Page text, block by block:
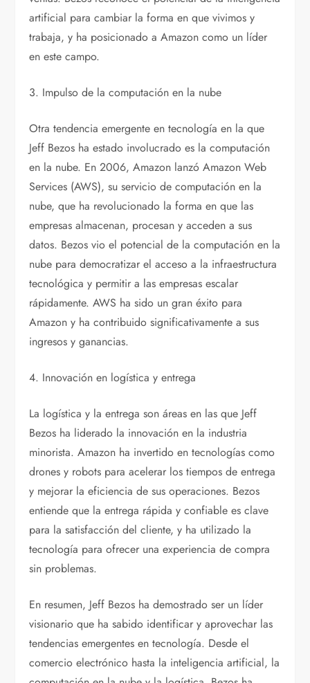
artificial para cambiar la forma en que vivimos y
trabaja, y ha posicionado a Amazon como un líder
en este campo.
3. Impulso de la computación en la nube
Otra tendencia emergente en tecnología en la que
Jeff Bezos ha estado involucrado es la computación
en la nube. En 2006, Amazon lanzó Amazon Web
Services (AWS), su servicio de computación en la
nube, que ha revolucionado la forma en que las
empresas almacenan, procesan y acceden a sus
datos. Bezos vio el potencial de la computación en la
nube para democratizar el acceso a la infraestructura
tecnológica y permitir a las empresas escalar
rápidamente. AWS ha sido un gran éxito para
Amazon y ha contribuido significativamente a sus
ingresos y ganancias.
4. Innovación en logística y entrega
La logística y la entrega son áreas en las que Jeff
Bezos ha liderado la innovación en la industria
minorista. Amazon ha invertido en tecnologías como
drones y robots para acelerar los tiempos de entrega
y mejorar la eficiencia de sus operaciones. Bezos
entiende que la entrega rápida y confiable es clave
para la satisfacción del cliente, y ha utilizado la
tecnología para ofrecer una experiencia de compra
sin problemas.
En resumen, Jeff Bezos ha demostrado ser un líder
visionario que ha sabido identificar y aprovechar las
tendencias emergentes en tecnología. Desde el
comercio electrónico hasta la inteligencia artificial, la